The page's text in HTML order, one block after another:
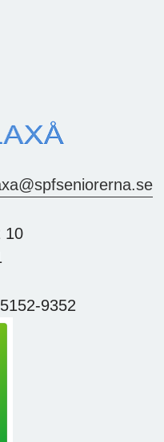
10
9352